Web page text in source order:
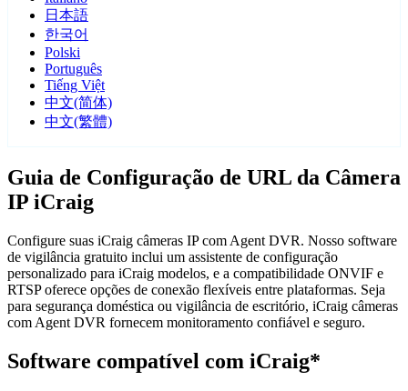
日本語
한국어
Polski
Português
Tiếng Việt
中文(简体)
中文(繁體)
Guia de Configuração de URL da Câmera
IP iCraig
Configure suas iCraig câmeras IP com Agent DVR. Nosso software
de vigilância gratuito inclui um assistente de configuração
personalizado para iCraig modelos, e a compatibilidade ONVIF e
RTSP oferece opções de conexão flexíveis entre plataformas. Seja
para segurança doméstica ou vigilância de escritório, iCraig câmeras
com Agent DVR fornecem monitoramento confiável e seguro.
Software compatível com iCraig*